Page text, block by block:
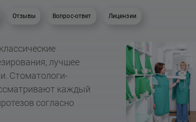
Отзывы Вопрос-ответ Лицензии
лучшее
Стоматологи-
каждый
согласно